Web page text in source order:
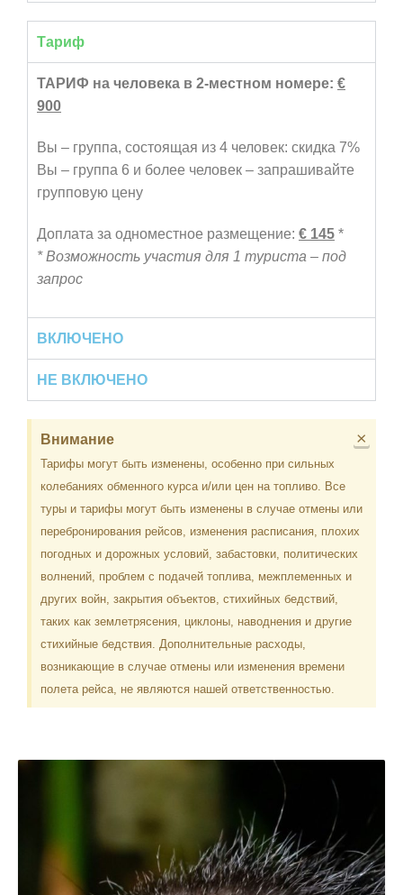
Тариф
ТАРИФ на человека в 2-местном номере: €
900
Вы – группа, состоящая из 4 человек: скидка 7%
Вы – группа 6 и более человек – запрашивайте
групповую цену
Доплата за одноместное размещение: € 145 *
* Возможность участия для 1 туриста – под
запрос
ВКЛЮЧЕНО
НЕ ВКЛЮЧЕНО
Внимание
Тарифы могут быть изменены, особенно при сильных
колебаниях обменного курса и/или цен на топливо. Все
туры и тарифы могут быть изменены в случае отмены или
перебронирования рейсов, изменения расписания, плохих
погодных и дорожных условий, забастовки, политических
волнений, проблем с подачей топлива, межплеменных и
других войн, закрытия объектов, стихийных бедствий,
таких как землетрясения, циклоны, наводнения и другие
стихийные бедствия. Дополнительные расходы,
возникающие в случае отмены или изменения времени
полета рейса, не являются нашей ответственностью.
×